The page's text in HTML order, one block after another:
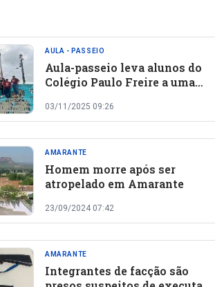
AULA - PASSEIO
Aula-passeio leva alunos do
Colégio Paulo Freire a uma
Amarante
03/11/2025 09:26
AMARANTE
Homem morre após ser
atropelado em Amarante
23/09/2024 07:42
AMARANTE
Integrantes de facção são